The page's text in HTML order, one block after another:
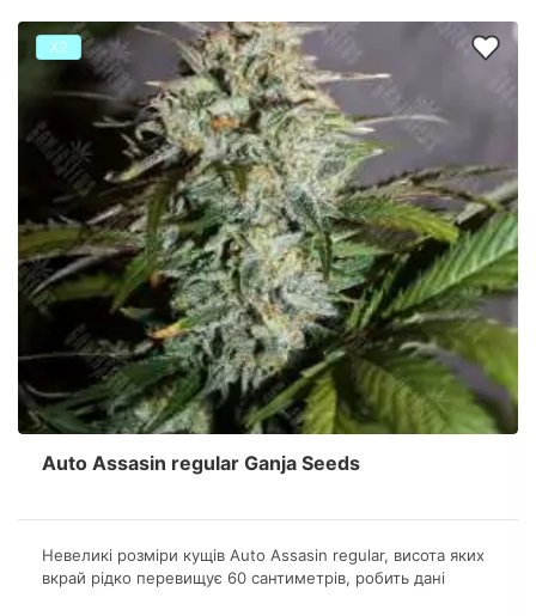
Х2
Auto Assasin regular Ganja Seeds
Невеликі розміри кущів Аuto Assasin regular, висота яких
вкрай рідко перевищує 60 сантиметрів, робить дані